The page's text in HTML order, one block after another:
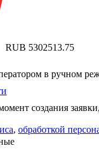
RUB 5302513.75
в ручном
создания
, обработкой